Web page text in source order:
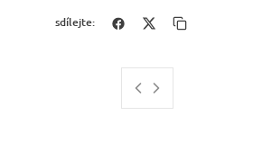
sdílejte: